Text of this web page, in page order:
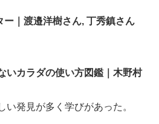
ー｜渡邉洋樹さん, 丁秀鎮さん
いカラダの使い方図鑑｜木野村
発見が多く学びがあった。